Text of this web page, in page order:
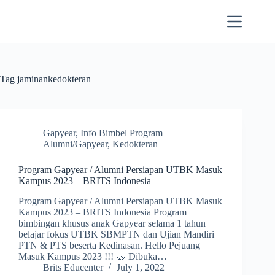
Tag jaminankedokteran
Gapyear, Info Bimbel Program
Alumni/Gapyear, Kedokteran
Program Gapyear / Alumni Persiapan UTBK Masuk
Kampus 2023 – BRITS Indonesia
Program Gapyear / Alumni Persiapan UTBK Masuk
Kampus 2023 – BRITS Indonesia Program
bimbingan khusus anak Gapyear selama 1 tahun
belajar fokus UTBK SBMPTN dan Ujian Mandiri
PTN & PTS beserta Kedinasan. Hello Pejuang
Masuk Kampus 2023 !!! 🤝 Dibuka…
Brits Educenter
July 1, 2022